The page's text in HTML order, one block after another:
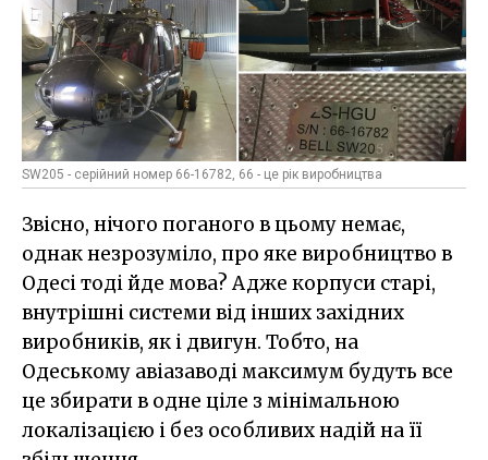
SW205 - серійний номер 66-16782, 66 - це рік виробництва
Звісно, нічого поганого в цьому немає,
однак незрозуміло, про яке виробництво в
Одесі тоді йде мова? Адже корпуси старі,
внутрішні системи від інших західних
виробників, як і двигун. Тобто, на
Одеському авіазаводі максимум будуть все
це збирати в одне ціле з мінімальною
локалізацією і без особливих надій на її